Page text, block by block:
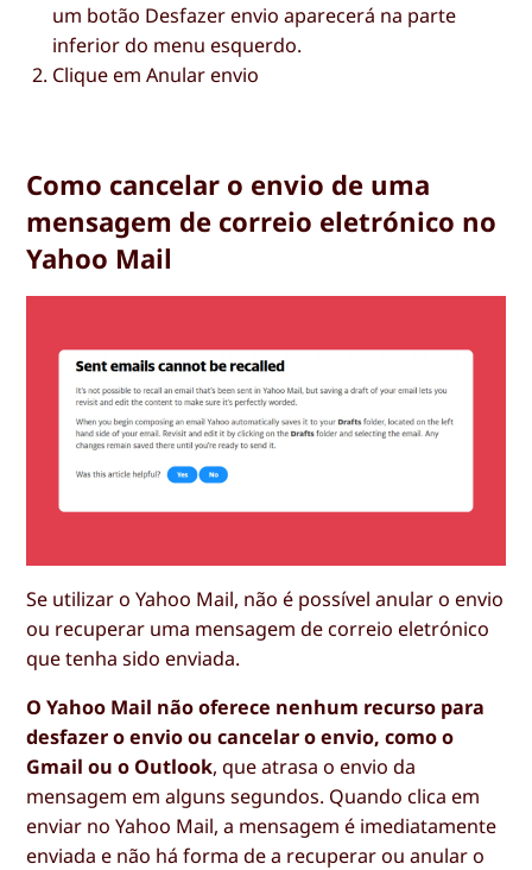
um botão Desfazer envio aparecerá na parte
inferior do menu esquerdo.
Clique emAnular envio
Como cancelar o envio de uma
mensagem de correio eletrónico no
Yahoo Mail
Se utilizar o Yahoo Mail, não é possível anular o envio
ou recuperar uma mensagem de correio eletrónico
que tenha sido enviada.
O Yahoo Mail não oferece nenhum recurso para
desfazer o envio ou cancelar o envio, como o
Gmail ou o Outlook, que atrasa o envio da
mensagem em alguns segundos. Quando clica em
enviar no Yahoo Mail, a mensagem é imediatamente
enviada e não há forma de a recuperar ou anular o